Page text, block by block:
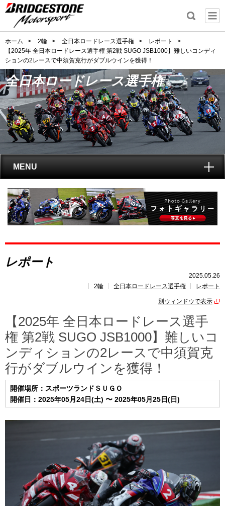
ホーム > 2輪 > 全日本ロードレース選手権 > レポート
>
【2025年 全日本ロードレース選手権 第2戦 SUGO JSB1000】難しいコンディ
ションの2レースで中須賀克行がダブルウインを獲得！
全日本ロードレース選手権
MENU
トップ
全日本ロードレース選手権とは?
レポート
速報
ポイントランキング
レポート
2025.05.26
2輪
全日本ロードレース選手権 レポート
別ウィンドウで表示
【2025年 全日本ロードレース選手
権 第2戦 SUGO JSB1000】難しいコ
ンディションの2レースで中須賀克
行がダブルウインを獲得！
開催場所：スポーツランドＳＵＧＯ
開催日：2025年05月24日(土) 〜 2025年05月25日(日)